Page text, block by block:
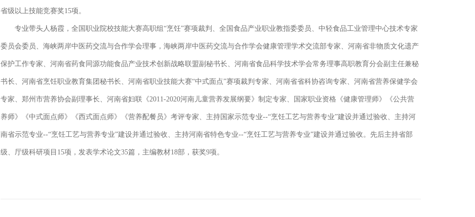
省级以上技能竞赛奖15项。
专业带头人杨霞，全国职业院校技能大赛高职组“烹饪”赛项裁判、全国食品产业职业教指委委员、中轻食品工业管理中心技术专家
委员会委员、海峡两岸中医药交流与合作学会理事，海峡两岸中医药交流与合作学会健康管理学术交流部专家、河南省非物质文化遗产
保护工作专家、河南省药食同源功能食品产业技术创新战略联盟副秘书长、河南省食品科学技术学会常务理事高职教育分会副主任兼秘
书长、河南省烹饪职业教育集团秘书长、河南省职业技能大赛“中式面点”赛项裁判专家、河南省省科协咨询专家、河南省营养保健学会
专家、郑州市营养协会副理事长、河南省妇联《2011-2020河南儿童营养发展纲要》制定专家、国家职业资格《健康管理师》《公共营
养师》《中式面点师》《西式面点师》《营养配餐员》考评专家、主持国家示范专业--“烹饪工艺与营养专业”建设并通过验收、主持河
南省示范专业--“烹饪工艺与营养专业”建设并通过验收、主持河南省特色专业--“烹饪工艺与营养专业”建设并通过验收。先后主持省部
级、厅级科研项目15项，发表学术论文35篇，主编教材18部，获奖9项。